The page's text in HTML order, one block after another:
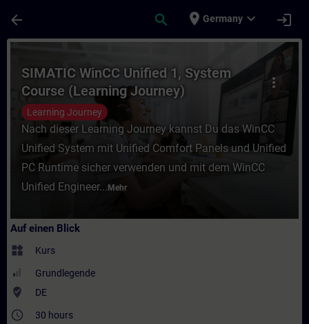
arrow_back search place Germany expand_more login
Kurs - SIMATIC WinCC Unified 1,
more_vert
SIMATIC WinCC Unified 1, System
Course (Learning Journey)
Learning Journey
Nach dieser Learning Journey kannst Du das WinCC
Unified System mit Unified Comfort Panels und Unified
PC Runtime sicher verwenden und mit dem WinCC
Unified Engineer... Mehr
Auf einen Blick
widgets Kurs
Grundlegende
where_to_vote DE
access_time 30 hours